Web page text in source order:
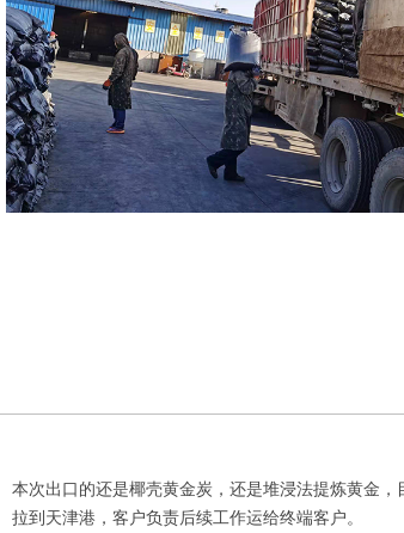
本次出口的还是椰壳黄金炭，还是堆浸法提炼黄金
拉到天津港，客户负责后续工作运给终端客户。